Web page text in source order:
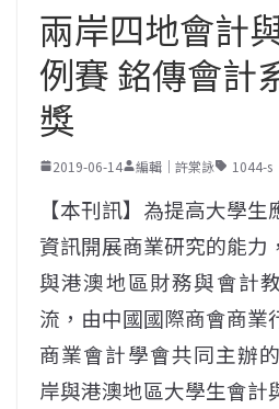
兩岸四地會計
例賽 銘傳會計
獎
2019-06-14 編輯｜許棠詠 1044-s
【本刊訊】為提高大學
資訊開展商業研究的能力
與港澳地區財務與會計
流，由中國國際商會商業
商業會計學會共同主辦
岸與港澳地區大學生會計